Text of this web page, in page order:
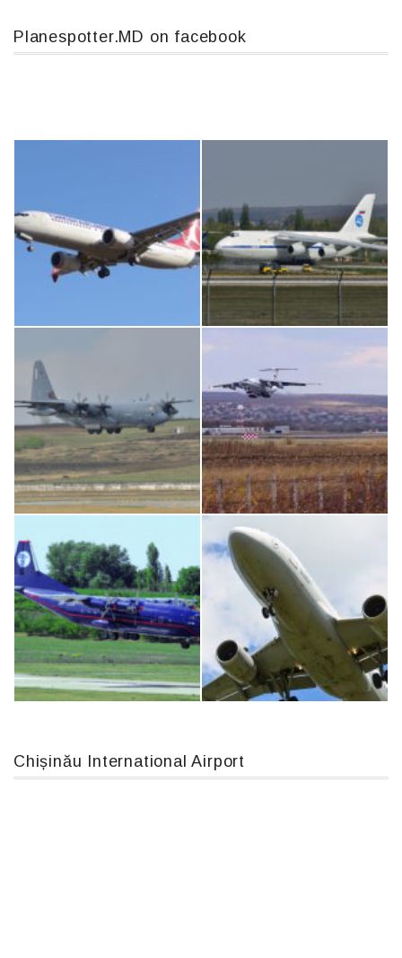
Planespotter.MD on facebook
Boeing 737 MAX 8, TC-LCC An124, RA-82013
MC-130, 15731 IL76, RA-78844
Chișinău International Airport